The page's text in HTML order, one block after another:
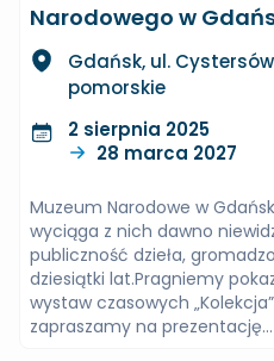
Narodowego w
Gdańsk, ul.
pomorskie
2 sierpnia 2025
28 marca 2027
Muzeum Narodowe w
wyciąga z nich dawno
publiczność dzieła,
dziesiątki lat.Pragniemy
wystaw czasowych
zapraszamy na prezentację...